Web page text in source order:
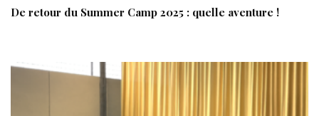
De retour du Summer Camp 2025 : quelle aventure !